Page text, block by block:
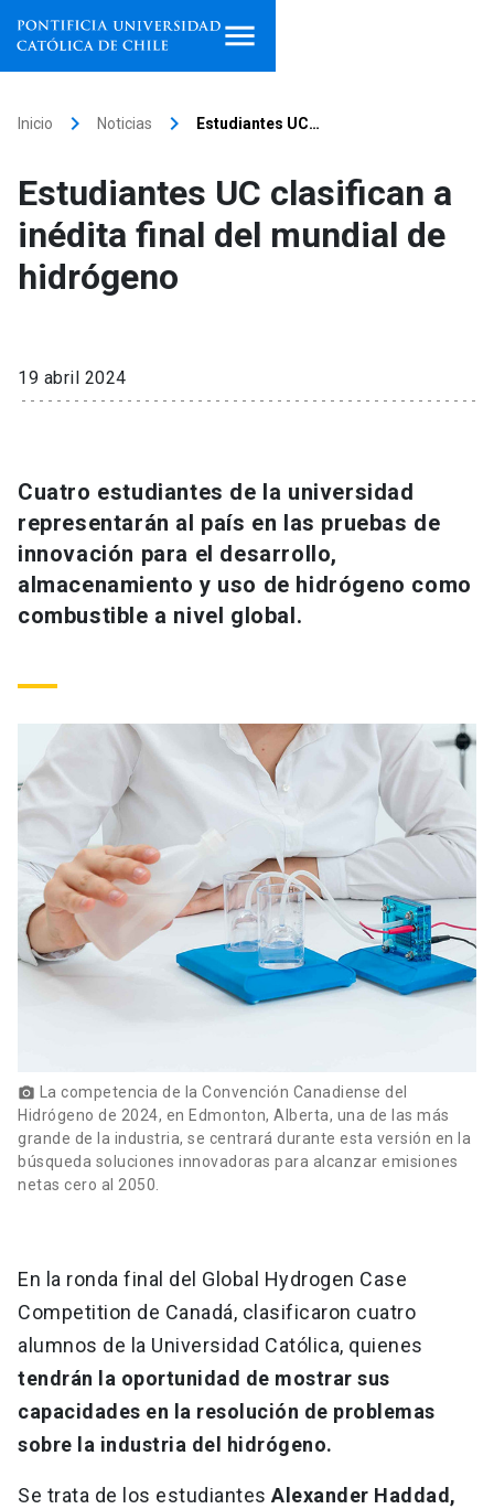
Facultades, escuelas e
institutos
Investigación
Extensión
Información para keyboard_arrow_down
Futuros estudiantes
Académicos
Personal
Padres y familia
Vecinos launch
Go to english site launch
Mi Cuenta UC
launch
Mi Portal UC launch
Medios Biblioteca launch
Donaciones
Inicio keyboard_arrow_right Noticias keyboard_arrow_right Estudiantes UC…
Estudiantes UC clasifican a
inédita final del mundial de
hidrógeno
19 abril 2024
Cuatro estudiantes de la universidad
representarán al país en las pruebas de
innovación para el desarrollo,
almacenamiento y uso de hidrógeno como
combustible a nivel global.
photo_camera La competencia de la Convención Canadiense del
Hidrógeno de 2024, en Edmonton, Alberta, una de las más
grande de la industria, se centrará durante esta versión en la
búsqueda soluciones innovadoras para alcanzar emisiones
netas cero al 2050.
En la ronda final del Global Hydrogen Case
Competition de Canadá, clasificaron cuatro
alumnos de la Universidad Católica, quienes
tendrán la oportunidad de mostrar sus
capacidades en la resolución de problemas
sobre la industria del hidrógeno.
Se trata de los estudiantes Alexander Haddad,